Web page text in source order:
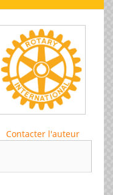
Contacter l'auteur